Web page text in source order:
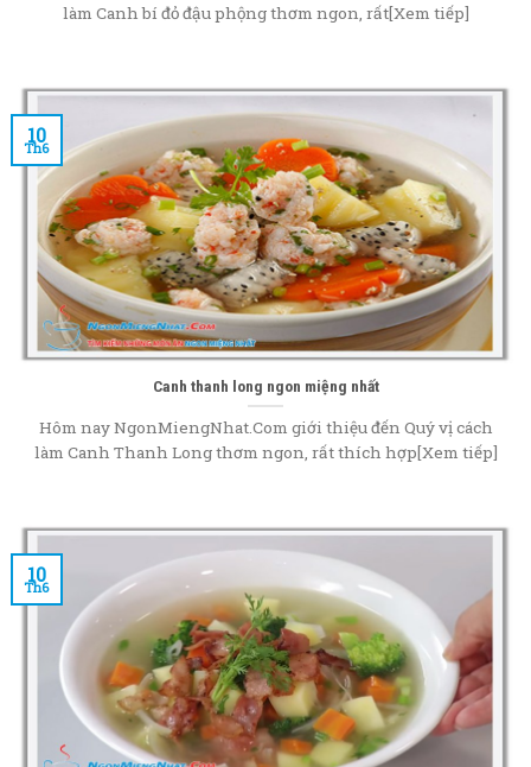
làm Canh bí đỏ đậu phộng thơm ngon, rất[Xem tiếp]
Canh thanh long ngon miệng nhất
Hôm nay NgonMiengNhat.Com giới thiệu đến Quý vị cách
làm Canh Thanh Long thơm ngon, rất thích hợp[Xem tiếp]
10
Th6
10
Th6